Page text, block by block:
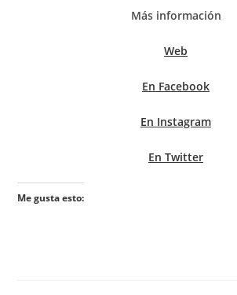
Más información
Web
En Facebook
En Instagram
En Twitter
Me gusta esto: